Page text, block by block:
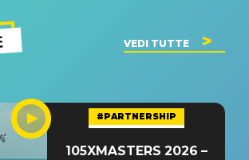
VEDI TUTTE
#PARTNERSHIP
105XMASTERS 2026 –